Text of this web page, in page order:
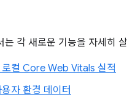
는 각 새로운 기능을 자세히
로컬 Core Web Vitals 실적
자 환경 데이터